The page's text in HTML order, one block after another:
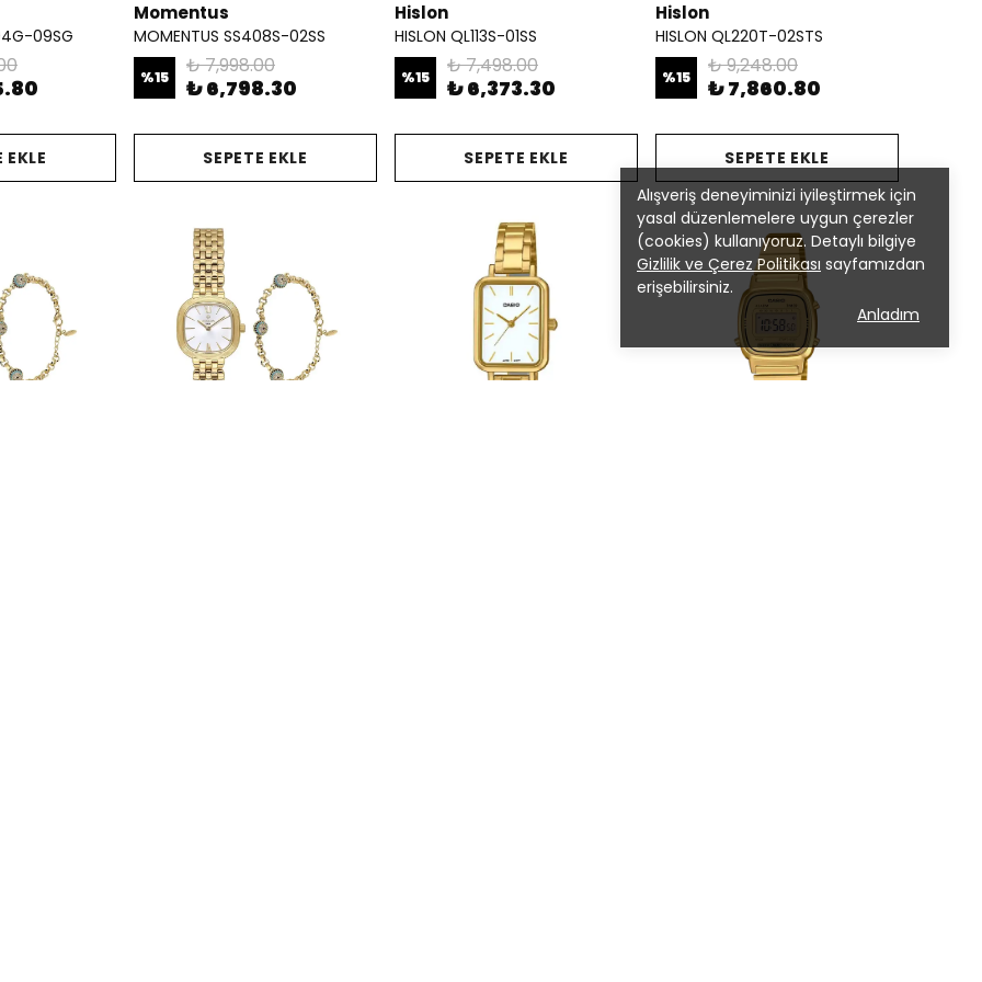
Alışveriş deneyiminizi iyileştirmek için
yasal düzenlemelere uygun çerezler
(cookies) kullanıyoruz. Detaylı bilgiye
Gizlilik ve Çerez Politikası sayfamızdan
erişebilirsiniz.
Anladım
09SG
EKLE
Momentus
MOMENTUS SS408S-02SS
%15 ₺ 7,998.00
₺ 6,798.30
SEPETE EKLE
Hislon
HISLON QL113S-01SS
%15 ₺ 7,498.00
₺ 6,373.30
SEPETE EKLE
Hislon
HISLON QL220T-02STS
%15 ₺ 9,248.00
₺ 7,860.80
SEPETE EKLE